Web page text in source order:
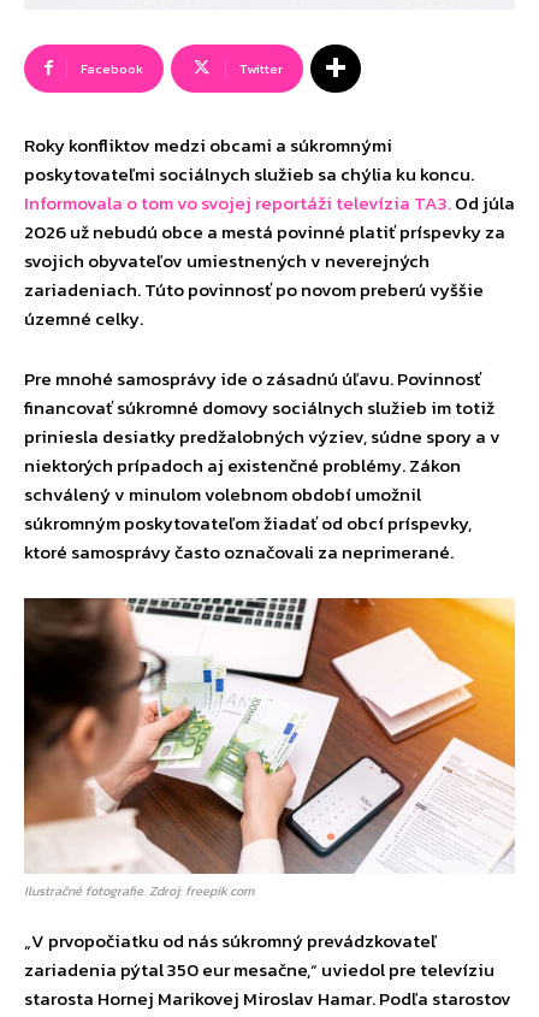
Facebook Twitter
Roky konfliktov medzi obcami a súkromnými
poskytovateľmi sociálnych služieb sa chýlia ku koncu.
Informovala o tom vo svojej reportáži televízia TA3.Od júla
2026 už nebudú obce a mestá povinné platiť príspevky za
svojich obyvateľov umiestnených v neverejných
zariadeniach. Túto povinnosť po novom preberú vyššie
územné celky.
Pre mnohé samosprávy ide o zásadnú úľavu. Povinnosť
financovať súkromné domovy sociálnych služieb im totiž
priniesla desiatky predžalobných výziev, súdne spory a v
niektorých prípadoch aj existenčné problémy. Zákon
schválený v minulom volebnom období umožnil
súkromným poskytovateľom žiadať od obcí príspevky,
ktoré samosprávy často označovali za neprimerané.
Ilustračné fotografie. Zdroj: freepik.com
„V prvopočiatku od nás súkromný prevádzkovateľ
zariadenia pýtal 350 eur mesačne,“ uviedol pre televíziu
starosta Hornej Marikovej Miroslav Hamar. Podľa starostov